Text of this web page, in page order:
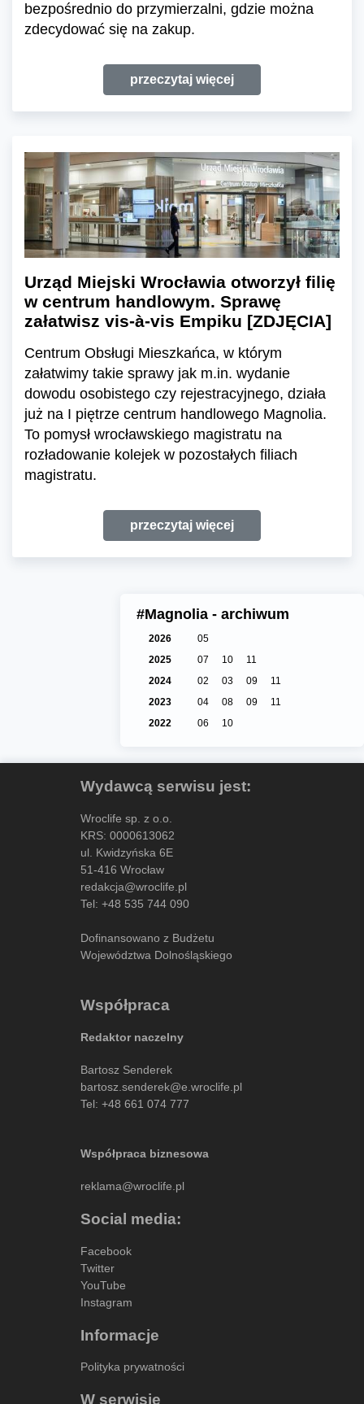
bezpośrednio do przymierzalni, gdzie można
zdecydować się na zakup.
przeczytaj więcej
Urząd Miejski Wrocławia otworzył filię
w centrum handlowym. Sprawę
załatwisz vis-à-vis Empiku [ZDJĘCIA]
Centrum Obsługi Mieszkańca, w którym
załatwimy takie sprawy jak m.in. wydanie
dowodu osobistego czy rejestracyjnego, działa
już na I piętrze centrum handlowego Magnolia.
To pomysł wrocławskiego magistratu na
rozładowanie kolejek w pozostałych filiach
magistratu.
przeczytaj więcej
#Magnolia - archiwum
2026
05
2025
07 10
11
2024
02 03 09
11
2023
04 08 09
11
2022
06 10
Wydawcą serwisu jest:
Wroclife sp. z o.o.
KRS: 0000613062
ul. Kwidzyńska 6E
51-416 Wrocław
redakcja@wroclife.pl
Tel: +48 535 744 090
Dofinansowano z Budżetu
Województwa Dolnośląskiego
Współpraca
Redaktor naczelny
Bartosz Senderek
bartosz.senderek@e.wroclife.pl
Tel: +48 661 074 777
Współpraca biznesowa
reklama@wroclife.pl
Social media:
Facebook
Twitter
YouTube
Instagram
Informacje
Polityka prywatności
W serwisie